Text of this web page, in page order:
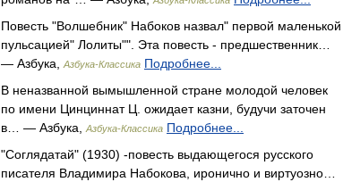
Повесть "Волшебник" Набоков назвал" первой маленькой
пульсацией" Лолиты"". Эта повесть - предшественник…
— Азбука,
Азбука-Классика Подробнее...
В неназванной вымышленной стране молодой человек
по имени Цинциннат Ц. ожидает казни, будучи заточен
в… — Азбука,
Азбука-Классика Подробнее...
"Соглядатай" (1930) -повесть выдающегося русского
писателя Владимира Набокова, иронично и виртуозно…